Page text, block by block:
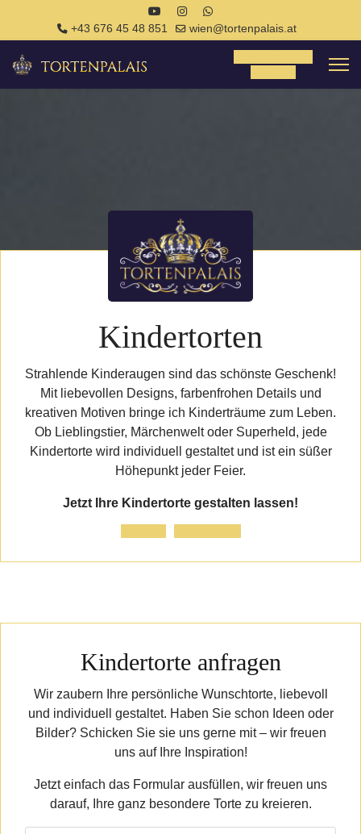
+43 676 45 48 851 wien@tortenpalais.at
Kindertorten
Strahlende Kinderaugen sind das schönste Geschenk!
Mit liebevollen Designs, farbenfrohen Details und
kreativen Motiven bringe ich Kinderträume zum Leben.
Ob Lieblingstier, Märchenwelt oder Superheld, jede
Kindertorte wird individuell gestaltet und ist ein süßer
Höhepunkt jeder Feier.
Jetzt Ihre Kindertorte gestalten lassen!
Kindertorte anfragen
Wir zaubern Ihre persönliche Wunschtorte, liebevoll
und individuell gestaltet. Haben Sie schon Ideen oder
Bilder? Schicken Sie sie uns gerne mit – wir freuen
uns auf Ihre Inspiration!
Jetzt einfach das Formular ausfüllen, wir freuen uns
darauf, Ihre ganz besondere Torte zu kreieren.